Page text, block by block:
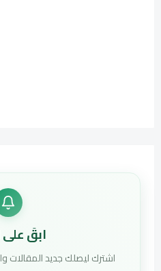
ابقَ على
اشترك ليصلك جديد المقالات